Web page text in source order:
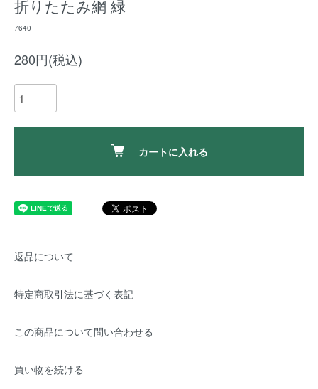
折りたたみ網 緑
7640
280円(税込)
カートに入れる
返品について
特定商取引法に基づく表記
この商品について問い合わせる
買い物を続ける